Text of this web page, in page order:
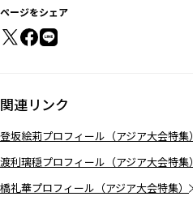
ページをシェア
関連リンク
登坂絵莉プロフィール（アジア大会特集）
渡利璃穏プロフィール（アジア大会特集）
橋礼華プロフィール（アジア大会特集）